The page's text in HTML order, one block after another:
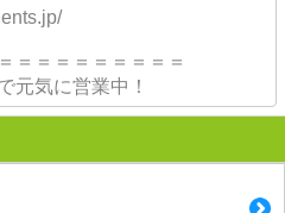
＝＝＝＝＝＝＝＝＝
元気に営業中！